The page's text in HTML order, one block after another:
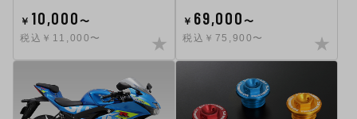
￥ 10,000〜
税込￥11,000〜
￥ 69,000〜
税込￥75,900〜